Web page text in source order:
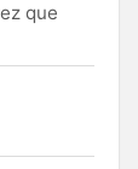
que